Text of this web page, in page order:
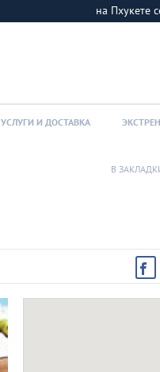
на Пхукете
УСЛУГИ И ДОСТАВКА
В